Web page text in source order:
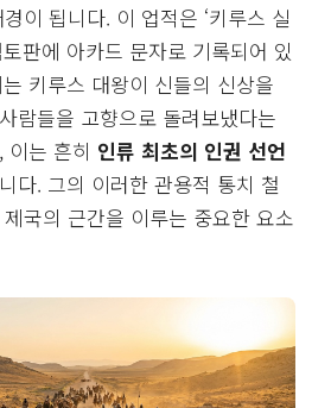
이 됩니다. 이 업적은 ‘키루스 실
판에 아카드 문자로 기록되어 있
키루스 대왕이 신들의 신상을
람들을 고향으로 돌려보냈다는
이는 흔히 인류 최초의 인권 선언
다. 그의 이러한 관용적 통치 철
국의 근간을 이루는 중요한 요소